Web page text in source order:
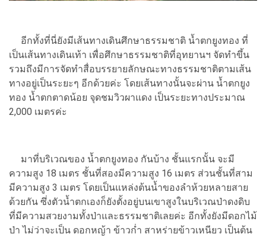
อีกทั้งที่นี่ยังมีเส้นทางเดินศึกษาธรรมชาติ น้ำตกยูงทอง ที่
เป็นเส้นทางเดินเท้า เพื่อศึกษาธรรมชาติที่อุทยานฯ จัดทำขึ้น
รวมถึงมีการจัดทำสื่อบรรยายลักษณะทางธรรมชาติตามเส้น
ทางอยู่เป็นระยะๆ อีกด้วยค่ะ โดยเส้นทางนั้นจะผ่าน น้ำตกยูง
ทอง น้ำตกตาดน้อย จุดชมวิวผาแดง เป็นระยะทางประมาณ
2,000 เมตรค่ะ
มาที่บริเวณของ น้ำตกยูงทอง กันบ้าง ชั้นแรกนั้น จะมี
ความสูง 18 เมตร ชั้นที่สองมีความสูง 16 เมตร ส่วนชั้นที่สาม
มีความสูง 3 เมตร โดยเป็นแหล่งต้นน้ำของลำห้วยหลายสาย
ด้วยกัน ซึ่งตัวน้ำตกเองก็ยังตั้งอยู่บนเขาสูงในบริเวณป่าดงดิบ
ที่มีความสวยงามทั้งป่าและธรรมชาติเลยค่ะ อีกทั้งยังมีดอกไม้
ป่า ไม่ว่าจะเป็น ดอกหญ้า ข้าวก่ำ สาหร่ายข้าวเหนียว เป็นต้น